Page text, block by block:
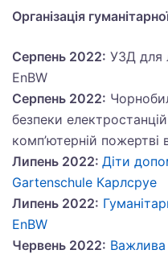
Організація
Серпень 2022: УЗД для
EnBW
Серпень 2022:
безпеки
комп’ютерній пожертві
Липень 2022: Діти
Gartenschule Карлсруе
Липень 2022:
EnBW
Червень 2022: Важлива